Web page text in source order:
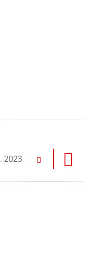
2023